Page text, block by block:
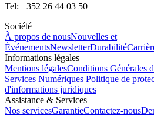
Tel: +352 26 44 03 50
Société
À propos de nousNouvelles et
ÉvénementsNewsletterDurabilité
Informations légales
Mentions légalesConditions Générales
Services Numériques Politique de
d'informations juridiques
Assistance & Services
Nos servicesGarantieContactez-nous